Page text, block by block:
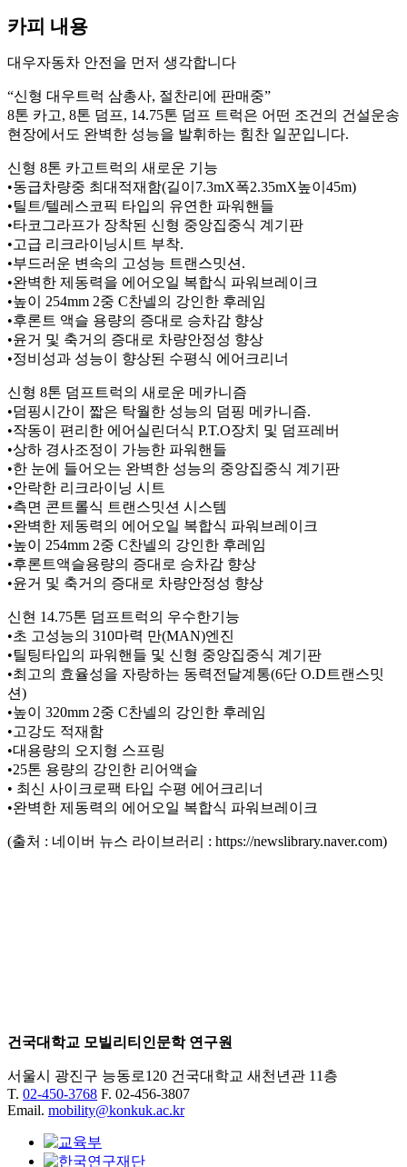
카피 내용
대우자동차 안전을 먼저 생각합니다
“신형 대우트럭 삼총사, 절찬리에 판매중”
8톤 카고, 8톤 덤프, 14.75톤 덤프 트럭은 어떤 조건의 건설운송
현장에서도 완벽한 성능을 발휘하는 힘찬 일꾼입니다.
신형 8톤 카고트럭의 새로운 기능
•동급차량중 최대적재함(길이7.3mX폭2.35mX높이45m)
•틸트/텔레스코픽 타입의 유연한 파워핸들
•타코그라프가 장착된 신형 중앙집중식 계기판
•고급 리크라이닝시트 부착.
•부드러운 변속의 고성능 트랜스밋션.
•완벽한 제동력을 에어오일 복합식 파워브레이크
•높이 254mm 2중 C찬넬의 강인한 후레임
•후론트 액슬 용량의 증대로 승차감 향상
•윤거 및 축거의 증대로 차량안정성 향상
•정비성과 성능이 향상된 수평식 에어크리너
신형 8톤 덤프트럭의 새로운 메카니즘
•덤핑시간이 짧은 탁월한 성능의 덤핑 메카니즘.
•작동이 편리한 에어실린더식 P.T.O장치 및 덤프레버
•상하 경사조정이 가능한 파워핸들
•한 눈에 들어오는 완벽한 성능의 중앙집중식 계기판
•안락한 리크라이닝 시트
•측면 콘트롤식 트랜스밋션 시스템
•완벽한 제동력의 에어오일 복합식 파워브레이크
•높이 254mm 2중 C찬넬의 강인한 후레임
•후론트액슬용량의 증대로 승차감 향상
•윤거 및 축거의 증대로 차량안정성 향상
신현 14.75톤 덤프트럭의 우수한기능
•초 고성능의 310마력 만(MAN)엔진
•틸팅타입의 파워핸들 및 신형 중앙집중식 계기판
•최고의 효율성을 자랑하는 동력전달계통(6단 O.D트랜스밋
션)
•높이 320mm 2중 C찬넬의 강인한 후레임
•고강도 적재함
•대용량의 오지형 스프링
•25톤 용량의 강인한 리어액슬
• 최신 사이크로팩 타입 수평 에어크리너
•완벽한 제동력의 에어오일 복합식 파워브레이크
(출처 : 네이버 뉴스 라이브러리 : https://newslibrary.naver.com)
건국대학교 모빌리티인문학 연구원
서울시 광진구 능동로120 건국대학교 새천년관 11층
T. 02-450-3768 F. 02-456-3807
Email. mobility@konkuk.ac.kr